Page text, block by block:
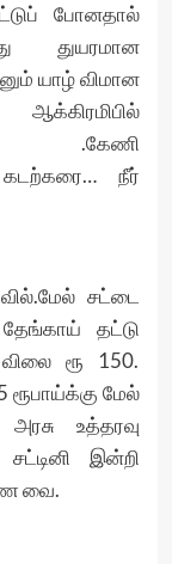
போனதால்
துயரமான
யாழ் விமான
.கேணி
நீர்
சட்டை
தட்டு
ரூ 150.
மேல்
உத்தரவு
இன்றி
வை.